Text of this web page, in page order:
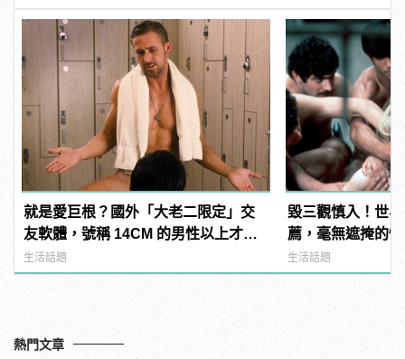
就是愛巨根？國外「大老二限定」交
友軟體，號稱 14CM 的男性以上才給
過？
生活話題
毀三觀慎入！世
薦，毫無遮掩的
噁心到極致！
生活話題
熱門文章